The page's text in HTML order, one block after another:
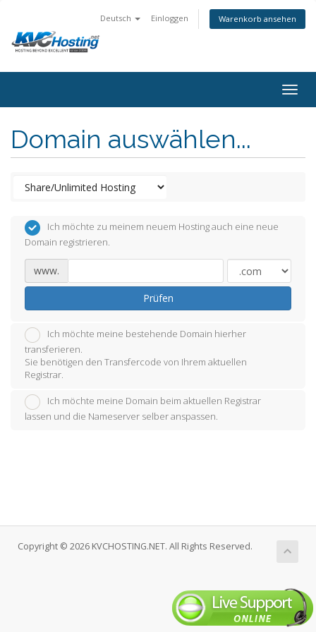
Deutsch Einloggen Warenkorb ansehen
Domain auswählen...
Ich möchte zu meinem neuem Hosting auch eine neue
Domain registrieren.
www.
Prüfen
Ich möchte meine bestehende Domain hierher
transferieren.
Sie benötigen den Transfercode von Ihrem aktuellen
Registrar.
Ich möchte meine Domain beim aktuellen Registrar
lassen und die Nameserver selber anspassen.
Copyright © 2026 KVCHOSTING.NET. All Rights Reserved.